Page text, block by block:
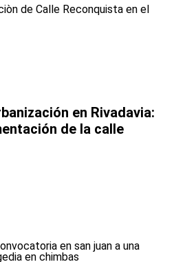
en Rivadavia:
de la calle